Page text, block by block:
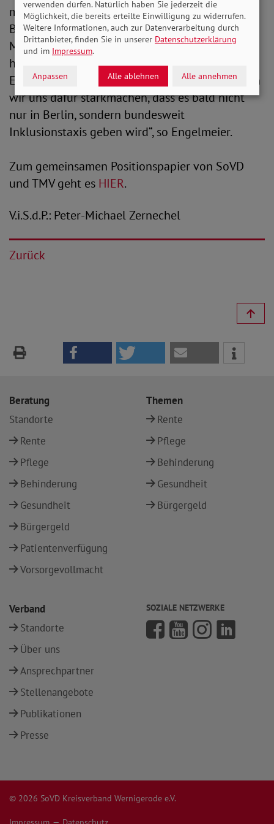
mittelständischen Verband gebildete Gremium.
Besonders bedanke ich mich bei Patrick
Meinhardt: Der Bundesgeschäftsführer des TMV
hat mit seiner Kompromissbereitschaft diesen
Erfolg erst möglich gemacht. Zusammen werden
wir uns dafür starkmachen, dass es bald nicht
nur in Berlin, sondern bundesweit
Inklusionstaxis geben wird“, so Engelmeier.
Zum gemeinsamen Positionspapier von SoVD
und TMV geht es HIER.
V.i.S.d.P.: Peter-Michael Zernechel
Zurück
Beratung
Standorte
Rente
Pflege
Behinderung
Gesundheit
Bürgergeld
Patientenverfügung
Vorsorgevollmacht
Themen
Rente
Pflege
Behinderung
Gesundheit
Bürgergeld
Verband
Standorte
Über uns
Ansprechpartner
Stellenangebote
Publikationen
Presse
SOZIALE NETZWERKE
© 2026 SoVD Kreisverband Wernigerode e.V.
verwenden dürfen. Natürlich haben Sie jederzeit die
Möglichkeit, die bereits erteilte Einwilligung zu widerrufen.
Weitere Informationen, auch zur Datenverarbeitung durch
Drittanbieter, finden Sie in unserer Datenschutzerklärung
und im Impressum.
Anpassen Alle ablehnen Alle annehmen